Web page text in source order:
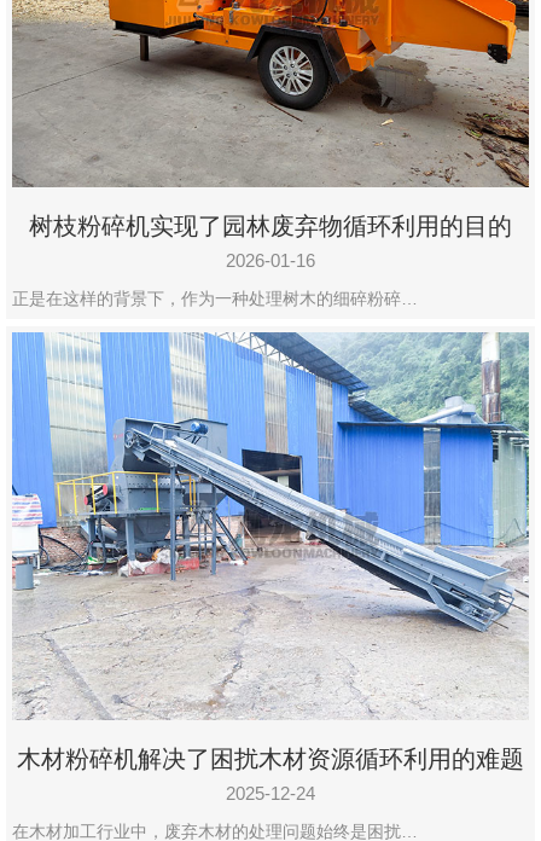
树枝粉碎机实现了园林废弃物循环利用的目的
2026-01-16
正是在这样的背景下，作为一种处理树木的细碎粉碎…
木材粉碎机解决了困扰木材资源循环利用的难题
2025-12-24
在木材加工行业中，废弃木材的处理问题始终是困扰…